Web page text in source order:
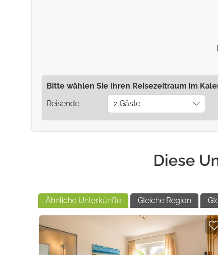
Gartenmöbel
Kinder
Kinder sind willkommen
Bitte wählen Sie Ihren Reisezeitraum im
Reisende:
2 Gäste
Diese
Ähnliche Unterkünfte Gleiche Region